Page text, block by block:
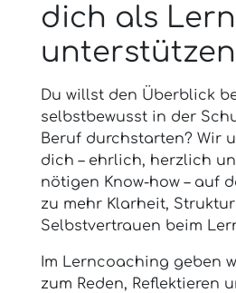
dich als
Du willst den Überblick
selbstbewusst in der
Beruf durchstarten? Wir
dich – ehrlich, herzlich
nötigen Know-how – auf
zu mehr Klarheit,
Selbstvertrauen beim
Im Lerncoaching geben
zum Reden, Reflektieren